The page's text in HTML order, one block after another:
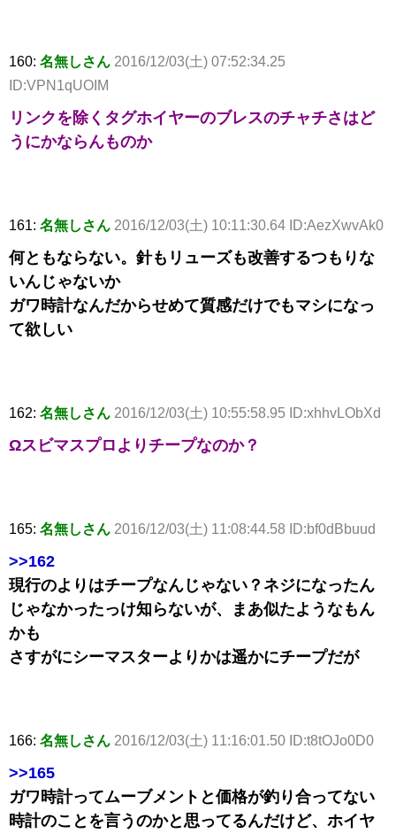
160: 名無しさん 2016/12/03(土) 07:52:34.25
ID:VPN1qUOIM
リンクを除くタグホイヤーのブレスのチャチさはど
うにかならんものか
161: 名無しさん 2016/12/03(土) 10:11:30.64 ID:AezXwvAk0
何ともならない。針もリューズも改善するつもりな
いんじゃないか
ガワ時計なんだからせめて質感だけでもマシになっ
て欲しい
162: 名無しさん 2016/12/03(土) 10:55:58.95 ID:xhhvLObXd
Ωスビマスプロよりチープなのか？
165: 名無しさん 2016/12/03(土) 11:08:44.58 ID:bf0dBbuud
>>162
現行のよりはチープなんじゃない？ネジになったん
じゃなかったっけ知らないが、まあ似たようなもん
かも
さすがにシーマスターよりかは遥かにチープだが
166: 名無しさん 2016/12/03(土) 11:16:01.50 ID:t8tOJo0D0
>>165
ガワ時計ってムーブメントと価格が釣り合ってない
時計のことを言うのかと思ってるんだけど、ホイヤ